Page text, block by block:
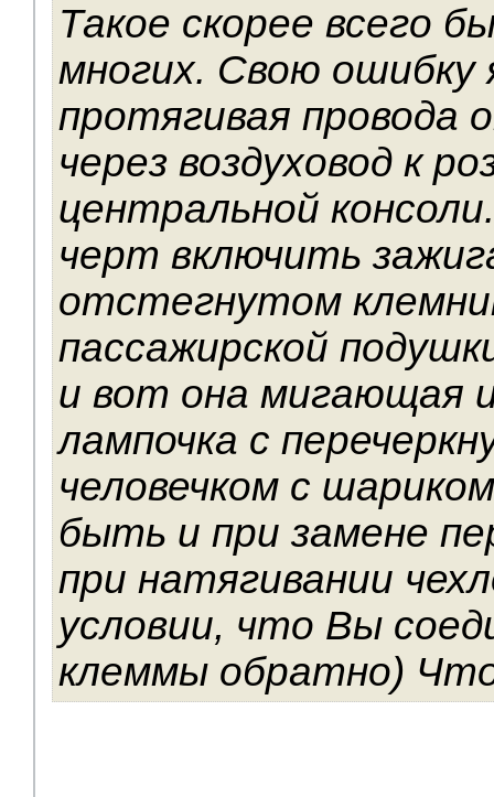
Такое скорее всего
многих. Свою ошибку
протягивая провода
через воздуховод к
центральной
черт включить
отстегнутом
пассажирской
и вот она мигающая
лампочка с
человечком с
быть и при замене
при натягивании
условии, что Вы
клеммы обратно)